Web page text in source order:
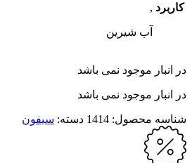
کاربرد ,
آب شیرین
در انبار موجود نمی باشد
در انبار موجود نمی باشد
شناسه محصول: 1414 دسته: سیفون